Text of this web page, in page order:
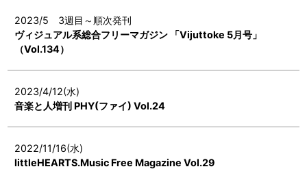
2023/5 3週目～順次発刊
ヴィジュアル系総合フリーマガジン 「Vijuttoke 5月号」
（Vol.134）
2023/4/12(水)
音楽と人増刊 PHY(ファイ) Vol.24
2022/11/16(水)
littleHEARTS.Music Free Magazine Vol.29